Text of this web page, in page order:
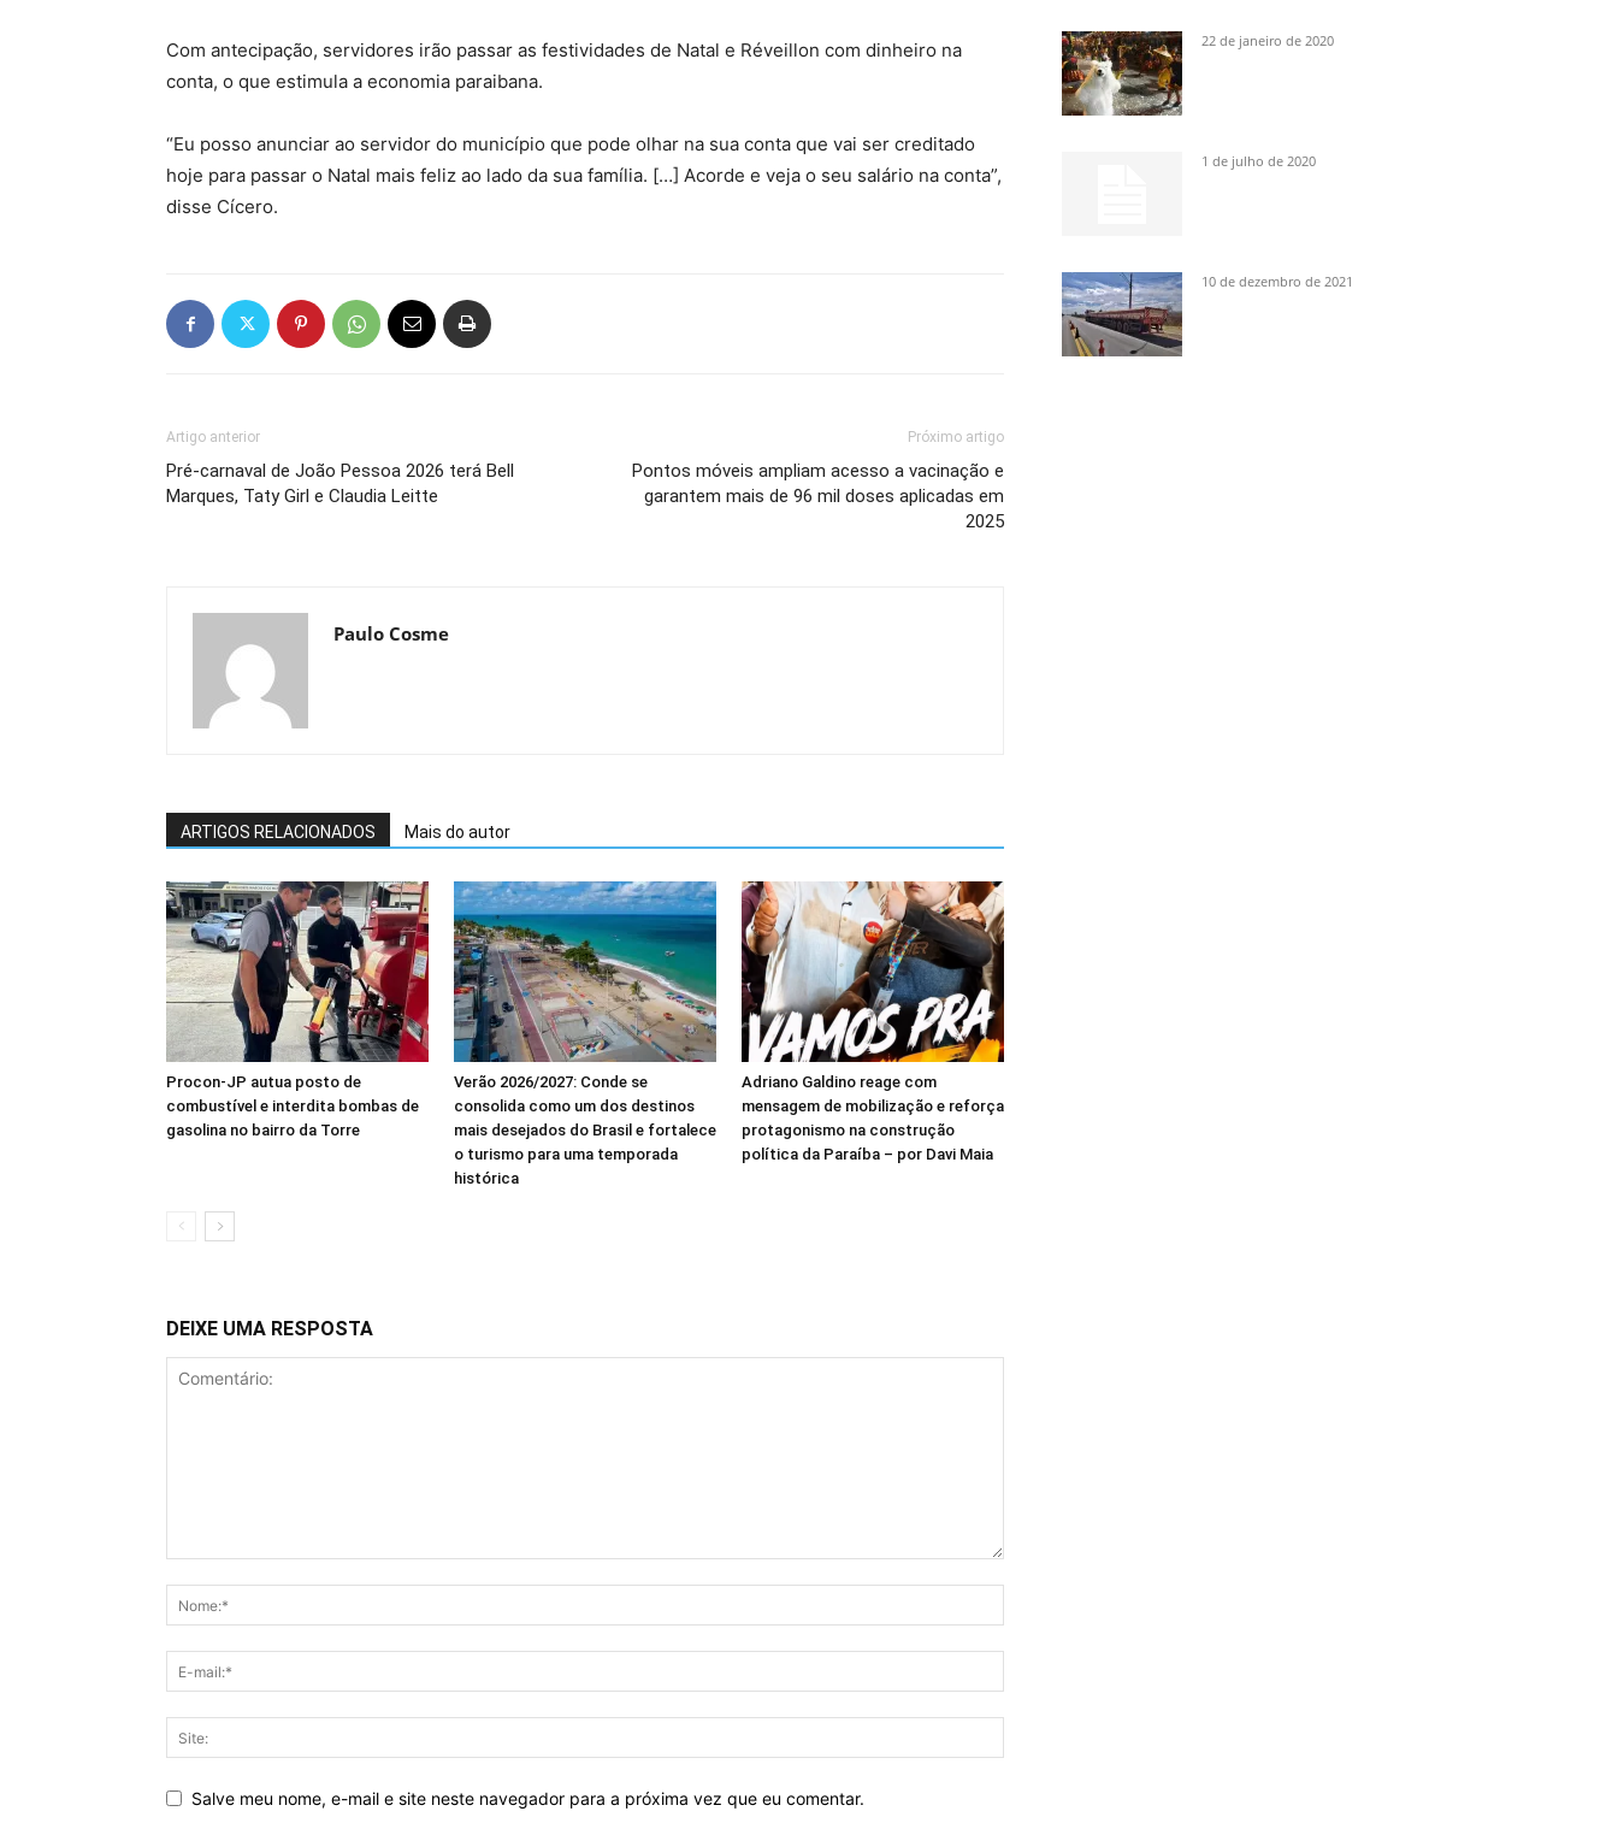
Com antecipação, servidores irão passar as festividades de Natal e Réveillon com dinheiro na
conta, o que estimula a economia paraibana.
“Eu posso anunciar ao servidor do município que pode olhar na sua conta que vai ser creditado
hoje para passar o Natal mais feliz ao lado da sua família. […] Acorde e veja o seu salário na conta”,
disse Cícero.
Artigo anterior
Pré-carnaval de João Pessoa 2026 terá Bell
Marques, Taty Girl e Claudia Leitte
Próximo artigo
Pontos móveis ampliam acesso a vacinação e
garantem mais de 96 mil doses aplicadas em
2025
Paulo Cosme
ARTIGOS RELACIONADOS Mais do autor
Procon-JP autua posto de
combustível e interdita bombas de
gasolina no bairro da Torre
Verão 2026/2027: Conde se
consolida como um dos destinos
mais desejados do Brasil e fortalece
o turismo para uma temporada
histórica
Adriano Galdino reage com
mensagem de mobilização e reforça
protagonismo na construção
política da Paraíba – por Davi Maia
DEIXE UMA RESPOSTA
Salve meu nome, e-mail e site neste navegador para a próxima vez que eu comentar.
22 de janeiro de 2020
1 de julho de 2020
10 de dezembro de 2021